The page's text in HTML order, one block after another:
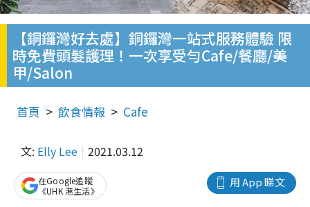
【銅鑼灣好去處】銅鑼灣一站式服務體驗 限
時免費頭髮護理！一次享受勻Cafe/餐廳/美
甲/Salon
首頁 飲食情報 Cafe
文: Elly Lee 2021.03.12
用 App 睇文
在Google追蹤
《UHK 港生活》